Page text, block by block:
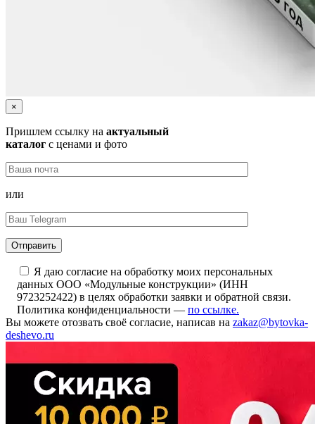
×
Пришлем ссылку на актуальный
каталог с ценами и фото
или
Я даю согласие на обработку моих персональных
данных ООО «Модульные конструкции» (ИНН
9723252422) в целях обработки заявки и обратной связи.
Политика конфиденциальности — по ссылке.
Вы можете отозвать своё согласие, написав на zakaz@bytovka-
deshevo.ru